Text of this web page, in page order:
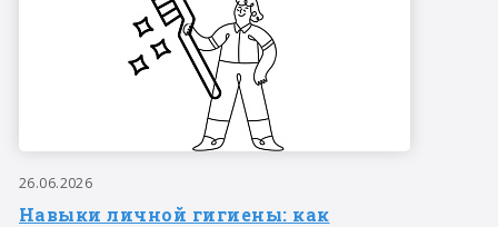
26.06.2026
Навыки личной гигиены: как